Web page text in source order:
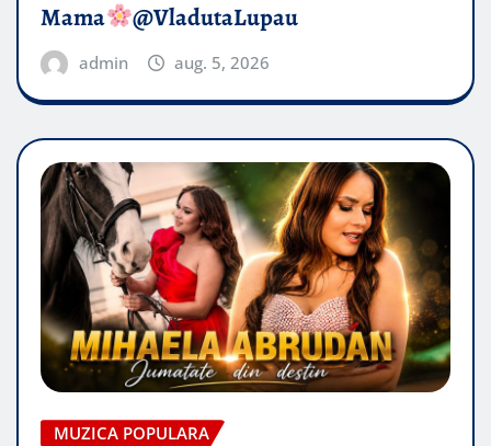
Mama @VladutaLupau
admin aug. 5, 2026
MUZICA POPULARA